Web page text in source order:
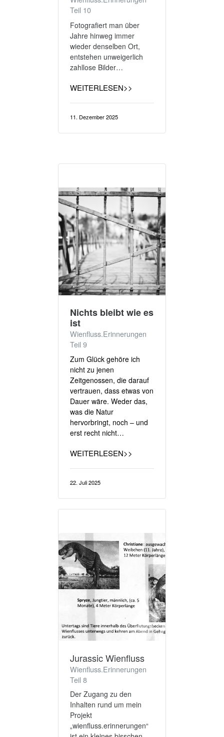
Teil 10
Fotografiert man über
Jahre hinweg immer
wieder denselben Ort,
entstehen unweigerlich
zahllose Bilder…
WEITERLESEN>>
11. Dezember 2025
Nichts bleibt wie es
ist
Wienfluss.Erinnerungen
Teil 9
Zum Glück gehöre ich
nicht zu jenen
Zeitgenossen, die darauf
vertrauen, dass etwas von
Dauer wäre. Weder das,
was die Natur
hervorbringt, noch – und
erst recht nicht…
WEITERLESEN>>
22. Juli 2025
Jurassic Wienfluss
Wienfluss.Erinnerungen
Teil 8
Der Zugang zu den
Inhalten rund um mein
Projekt
„wienfluss.erinnerungen“